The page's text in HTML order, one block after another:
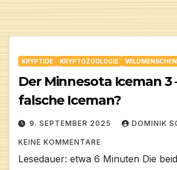
KRYPTIDE KRYPTOZOOLOGIE
Der Minnesota Iceman 3
falsche Iceman?
9. SEPTEMBER 2025 DOMINIK
KEINE KOMMENTARE
Lesedauer: etwa 6 Minuten Die